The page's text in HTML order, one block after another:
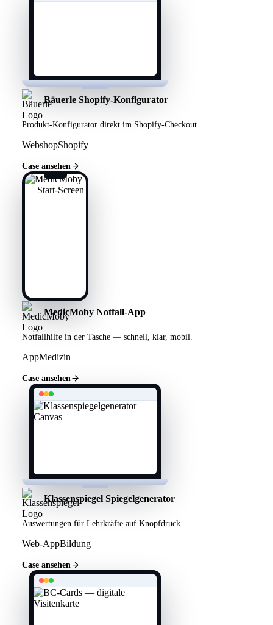
Bäuerle Shopify-Konfigurator
Produkt-Konfigurator direkt im Shopify-Checkout.
WebshopShopify
Case ansehen
MedicMoby Notfall-App
Notfallhilfe in der Tasche — schnell, klar, mobil.
AppMedizin
Case ansehen
Klassenspiegel Spiegelgenerator
Auswertungen für Lehrkräfte auf Knopfdruck.
Web-AppBildung
Case ansehen